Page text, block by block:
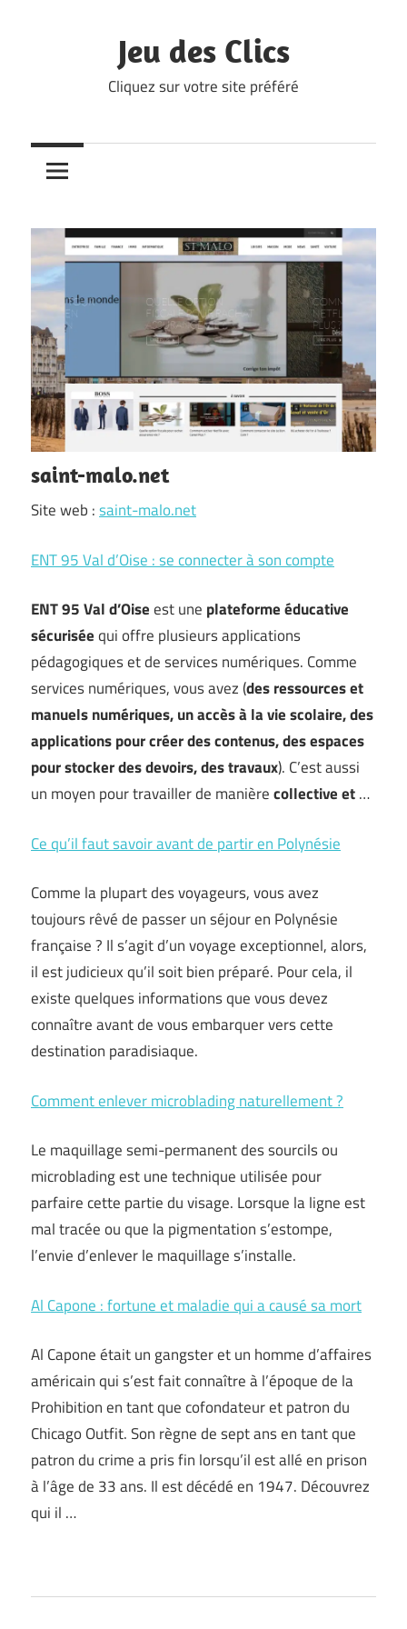
Jeu des Clics
Cliquez sur votre site préféré
saint-malo.net
Site web :saint-malo.net
ENT 95 Val d’Oise : se connecter à son compte
ENT 95 Val d’Oiseest une plateforme éducative
sécuriséequi offre plusieurs applications
pédagogiques et de services numériques. Comme
services numériques, vous avez (des ressources et
manuels numériques, un accès à la vie scolaire, des
applications pour créer des contenus, des espaces
pour stocker des devoirs, des travaux). C’est aussi
un moyen pour travailler de manièrecollective et…
Ce qu’il faut savoir avant de partir en Polynésie
Comme la plupart des voyageurs, vous avez
toujours rêvé de passer un séjour en Polynésie
française ? Il s’agit d’un voyage exceptionnel, alors,
il est judicieux qu’il soit bien préparé. Pour cela, il
existe quelques informations que vous devez
connaître avant de vous embarquer vers cette
destination paradisiaque.
Comment enlever microblading naturellement ?
Le maquillage semi-permanent des sourcils ou
microblading est une technique utilisée pour
parfaire cette partie du visage. Lorsque la ligne est
mal tracée ou que la pigmentation s’estompe,
l’envie d’enlever le maquillage s’installe.
Al Capone : fortune et maladie qui a causé sa mort
Al Capone était un gangster et un homme d’affaires
américain qui s’est fait connaître à l’époque de la
Prohibition en tant que cofondateur et patron du
Chicago Outfit. Son règne de sept ans en tant que
patron du crime a pris fin lorsqu’il est allé en prison
à l’âge de 33 ans. Il est décédé en 1947. Découvrez
qui il …